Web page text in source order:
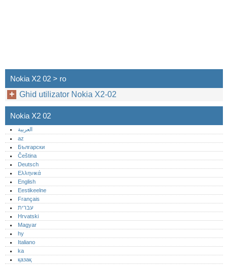
Nokia X2 02 > ro
Ghid utilizator Nokia X2-02
Nokia X2 02
العربية
az
Български
Čeština
Deutsch
Ελληνικά
English
Eestikeelne
Français
עברית
Hrvatski
Magyar
hy
Italiano
ka
қазақ